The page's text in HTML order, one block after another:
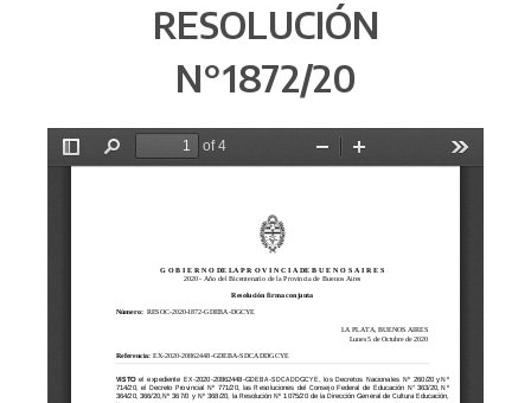
RESOLUCIÓN
N°1872/20​